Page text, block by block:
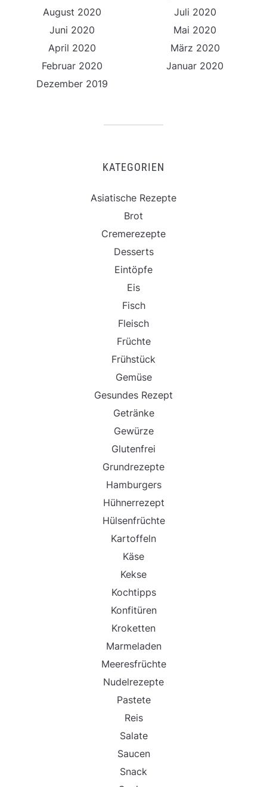
August 2020
Juli 2020
Juni 2020
Mai 2020
April 2020
März 2020
Februar 2020
Januar 2020
Dezember 2019
KATEGORIEN
Asiatische Rezepte
Brot
Cremerezepte
Desserts
Eintöpfe
Eis
Fisch
Fleisch
Früchte
Frühstück
Gemüse
Gesundes Rezept
Getränke
Gewürze
Glutenfrei
Grundrezepte
Hamburgers
Hühnerrezept
Hülsenfrüchte
Kartoffeln
Käse
Kekse
Kochtipps
Konfitüren
Kroketten
Marmeladen
Meeresfrüchte
Nudelrezepte
Pastete
Reis
Salate
Saucen
Snack